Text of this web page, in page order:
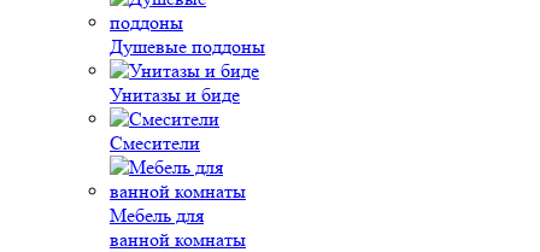
Душевые поддоны
Унитазы и биде
Смесители
Мебель для
ванной комнаты